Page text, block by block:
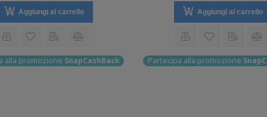
Aggiungi al carrello
alla promozione SnapCashBack
Aggiungi al carrello
Partecipa alla promozione